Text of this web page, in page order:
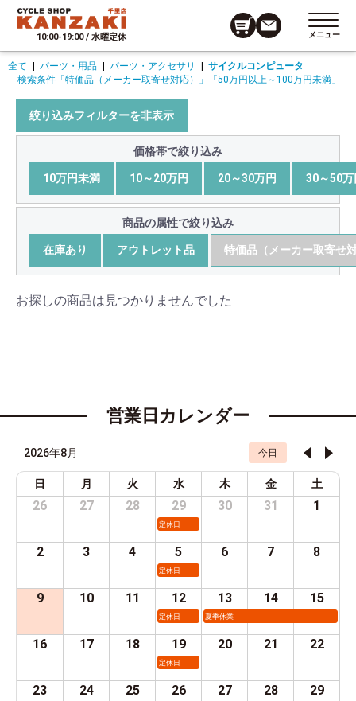
10:00-19:00 / 水曜定休 メニュー
全て パーツ・用品 パーツ・アクセサリ
サイクルコンピュータ
検索条件 「特価品（メーカー取寄せ対応）」 「50万円以上～100万円未満」
絞り込みフィルターを非表示
価格帯で絞り込み
10万円未満 10～20万円 20～30万円 30～50万
商品の属性で絞り込み
在庫あり アウトレット品 特価品（メーカー取寄せ
お探しの商品は見つかりませんでした
営業日カレンダー
2026年8月 今日
日 月 火 水 木 金 土
26 27 28 29
定休日
30 31 1
2 3 4 5
定休日
6 7 8
9 10 11 12
定休日
13
夏季休業
14 15
16 17 18 19
定休日
20 21 22
23 24 25 26 27 28 29